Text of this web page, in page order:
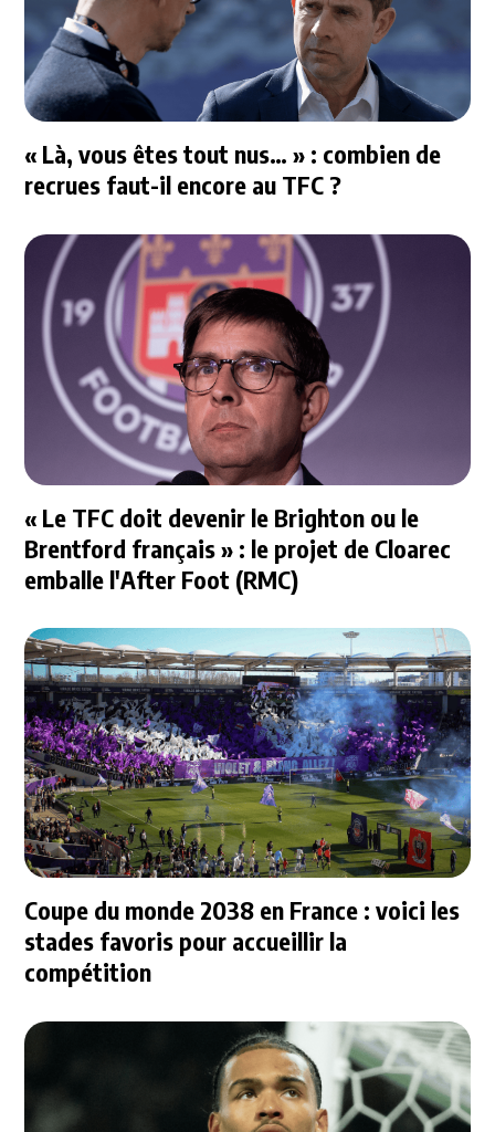
« Là, vous êtes tout nus… » : combien de
recrues faut-il encore au TFC ?
« Le TFC doit devenir le Brighton ou le
Brentford français » : le projet de Cloarec
emballe l'After Foot (RMC)
Coupe du monde 2038 en France : voici les
stades favoris pour accueillir la
compétition